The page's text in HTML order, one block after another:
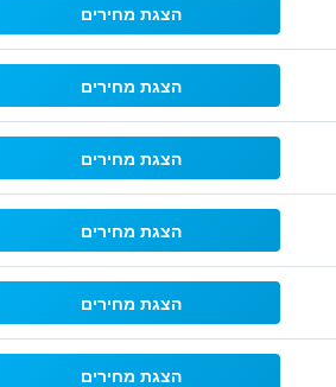
הצגת מחירים
הצגת מחירים
הצגת מחירים
הצגת מחירים
הצגת מחירים
הצגת מחירים